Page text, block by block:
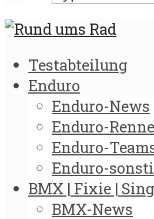
Testabteilung
Enduro
Enduro-News
Enduro-
Enduro-
Enduro-
BMX | Fixie |
BMX-News